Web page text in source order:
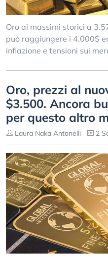
Oro ai massimi storici a
può raggiungere i 4.000$
inflazione e tensioni sui
Oro, prezzi al
$3.500. Ancora
per questo altro
Laura Naka Antonelli 2